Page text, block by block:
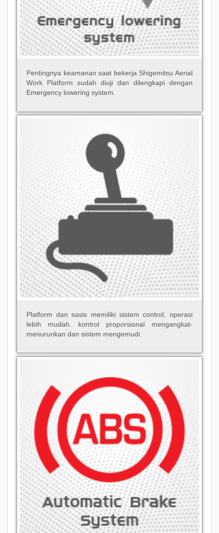
Pentingnya keamanan saat bekerja Shigemitsu Aerial
Work Platform sudah diuji dan dilengkapi dengan
Emergency lowering system.
Platform dan sasis memiliki sistem control, operasi
lebih mudah. kontrol proporsional mengangkat-
menurunkan dan sistem mengemudi.